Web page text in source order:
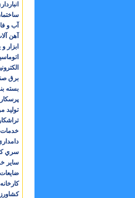
آب و
آهن
ابزار
برق
بسته
توليد
سري
ساير
ضايعات
كارخانه